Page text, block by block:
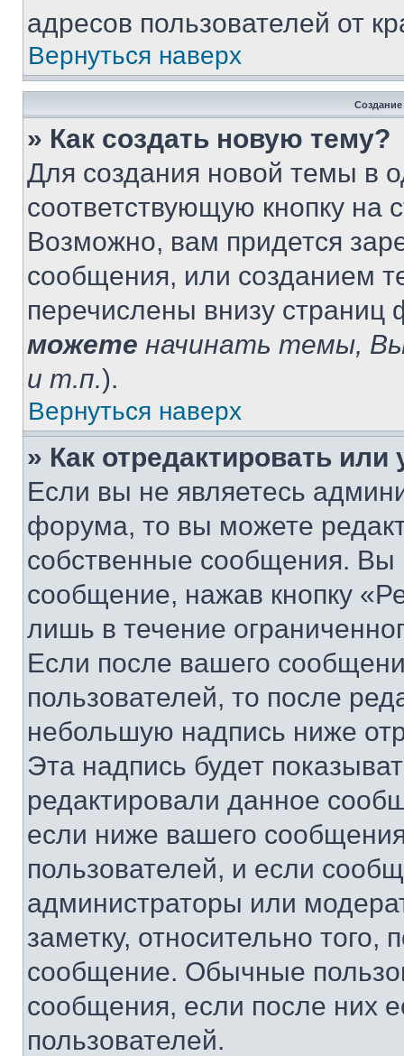
адресов пользователей от
Вернуться наверх
» Как создать новую тему?
Для создания новой темы в
соответствующую кнопку
Возможно, вам придется
сообщения, или созданием
перечислены внизу
можете начинать темы,
и т.п.).
Вернуться наверх
» Как отредактировать
Если вы не являетесь
форума, то вы можете
собственные сообщения. Вы
сообщение, нажав кнопку
лишь в течение
Если после вашего
пользователей, то после
небольшую надпись ниже
Эта надпись будет
редактировали данное
если ниже вашего
пользователей, и если
администраторы или
заметку, относительно
сообщение. Обычные
сообщения, если после них
пользователей.